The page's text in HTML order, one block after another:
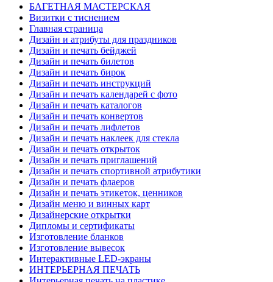
БАГЕТНАЯ МАСТЕРСКАЯ
Визитки с тиснением
Главная страница
Дизайн и атрибуты для праздников
Дизайн и печать бейджей
Дизайн и печать билетов
Дизайн и печать бирок
Дизайн и печать инструкций
Дизайн и печать календарей с фото
Дизайн и печать каталогов
Дизайн и печать конвертов
Дизайн и печать лифлетов
Дизайн и печать наклеек для стекла
Дизайн и печать открыток
Дизайн и печать приглашений
Дизайн и печать спортивной атрибутики
Дизайн и печать флаеров
Дизайн и печать этикеток, ценников
Дизайн меню и винных карт
Дизайнерские открытки
Дипломы и сертификаты
Изготовление бланков
Изготовление вывесок
Интерактивные LED-экраны
ИНТЕРЬЕРНАЯ ПЕЧАТЬ